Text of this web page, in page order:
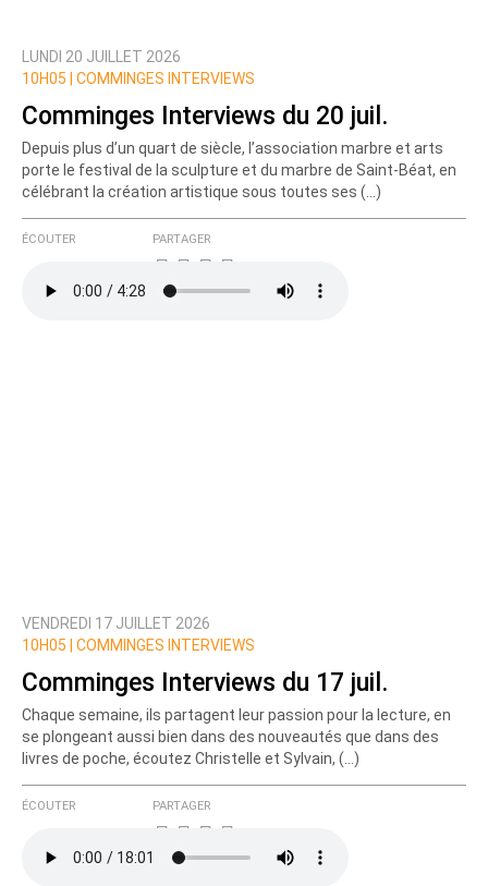
LUNDI 20 JUILLET 2026
10H05 |
COMMINGES INTERVIEWS
Comminges Interviews du 20 juil.
Depuis plus d’un quart de siècle, l’association marbre et arts
porte le festival de la sculpture et du marbre de Saint-Béat, en
célébrant la création artistique sous toutes ses (…)
ÉCOUTER PARTAGER
VENDREDI 17 JUILLET 2026
10H05 |
COMMINGES INTERVIEWS
Comminges Interviews du 17 juil.
Chaque semaine, ils partagent leur passion pour la lecture, en
se plongeant aussi bien dans des nouveautés que dans des
livres de poche, écoutez Christelle et Sylvain, (…)
ÉCOUTER PARTAGER